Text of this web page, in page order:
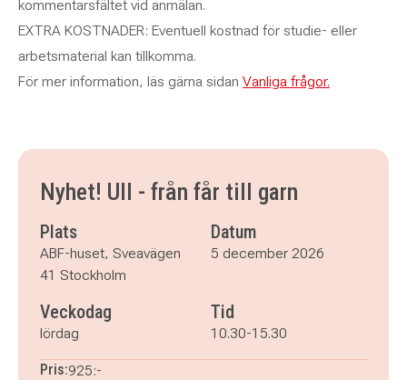
kommentarsfältet vid anmälan.
EXTRA KOSTNADER: Eventuell kostnad för studie- eller
arbetsmaterial kan tillkomma.
För mer information, läs gärna sidan Vanliga frågor.
Nyhet! Ull - från får till garn
Plats
ABF-huset, Sveavägen
41 Stockholm
Datum
5 december 2026
Veckodag
lördag
Tid
10.30-15.30
Pris:925:-